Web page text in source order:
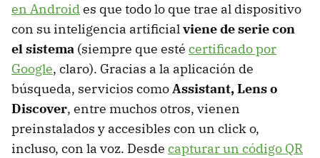
en Androides que todo lo que trae al dispositivo
con su inteligencia artificialviene de serie con
el sistema (siempre que esté certificado por
Google, claro). Gracias a la aplicación de
búsqueda, servicios comoAssistant, Lens o
Discover, entre muchos otros, vienen
preinstalados y accesibles con un click o,
incluso, con la voz. Desde capturar un código QR